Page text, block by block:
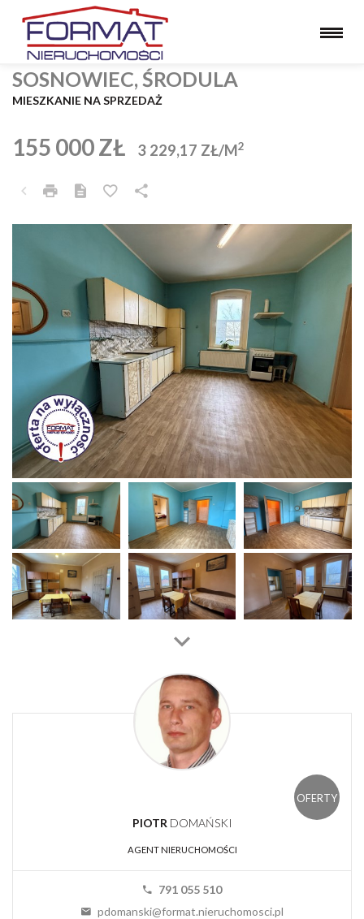
SOSNOWIEC, ŚRODULA
155 000 ZŁ 3 229,17 ZŁ/M2
MIESZKANIE NA SPRZEDAŻ
OFERTY
PIOTR DOMAŃSKI
AGENT NIERUCHOMOŚCI
791 055 510
pdomanski@format.nieruchomosci.pl